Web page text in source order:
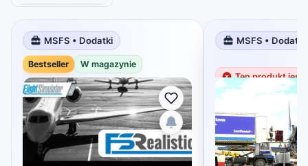
MSFS • Dodatki
Bestseller W magazynie
MSFS • Dodatki
Ten produkt jest